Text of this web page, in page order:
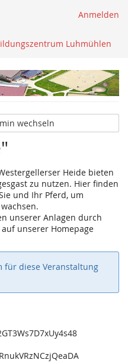
Anmelden
Luhmühlen
wechseln
Heide bieten
zu nutzen. Hier finden
und Ihr Pferd, um
unserer Anlagen durch
unserer Homepage
für diese Veranstaltung